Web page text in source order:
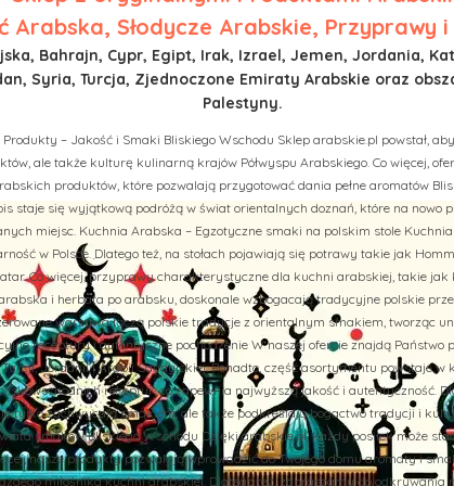
Arabska, Słodycze Arabskie, Przyprawy
Bahrajn, Cypr, Egipt, Irak, Izrael, Jemen, Jordania,
Syria, Turcja, Zjednoczone Emiraty Arabskie oraz
Palestyny.
– Jakość i Smaki Bliskiego Wschodu Sklep arabskie.pl powstał,
ale także kulturę kulinarną krajów Półwyspu Arabskiego. Co więcej,
produktów, które pozwalają przygotować dania pełne aromatów
staje się wyjątkową podróżą w świat orientalnych doznań, które na nowo
miejsc. Kuchnia Arabska – Egzotyczne smaki na polskim stole
w Polsce. Dlatego też, na stołach pojawiają się potrawy takie jak
Co więcej, przyprawy charakterystyczne dla kuchni arabskiej, takie jak
i herbata po arabsku, doskonale wzbogacają tradycyjne polskie
warzywa łączą polskie tradycje z orientalnym smakiem, tworząc
receptury i autentyczne pochodzenie W naszej ofercie znajdą Państwo
Jordanii i Arabii Saudyjskiej. Ponadto, część asortymentu powstaje w
receptur, co zapewnia najwyższą jakość i autentyczność.
tylko zachwycają smakiem, ale także podkreślają bogactwo tradycji i
smaków Bliskiego Wschodu Dzięki arabskie.pl, każdy posiłek może
nasze produkty pozwalają wprowadzić do Twojego domu aromaty i
miłośnika kuchni arabskiej. Dlatego też, zapraszamy do odkrywania